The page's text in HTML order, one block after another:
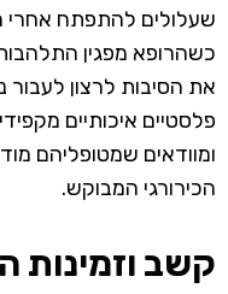
שעלולים להתפתח אחרי
כשהרופא מפגין
את הסיבות לרצון לעבור
פלסטיים איכותיים
ומוודאים שמטופליהם
הכירורגי המבוקש.
קשב וזמינות